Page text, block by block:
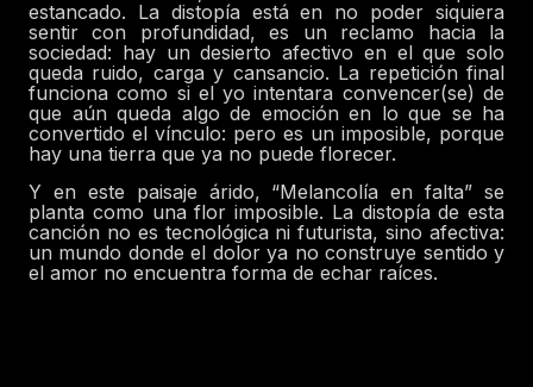
estancado. La distopía está en no poder siquiera
sentir con profundidad, es un reclamo hacia la
sociedad: hay un desierto afectivo en el que solo
queda ruido, carga y cansancio. La repetición final
funciona como si el yo intentara convencer(se) de
que aún queda algo de emoción en lo que se ha
convertido el vínculo: pero es un imposible, porque
hay una tierra que ya no puede florecer.
Y en este paisaje árido, “Melancolía en falta” se
planta como una flor imposible. La distopía de esta
canción no es tecnológica ni futurista, sino afectiva:
un mundo donde el dolor ya no construye sentido y
el amor no encuentra forma de echar raíces.